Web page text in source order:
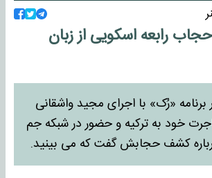
رابعه اسکویی از زبان
برنامه «رُک» با اجرای مجید واشقانی
خود به ترکیه و حضور در شبکه جم
کشف حجابش گفت که می بینید.